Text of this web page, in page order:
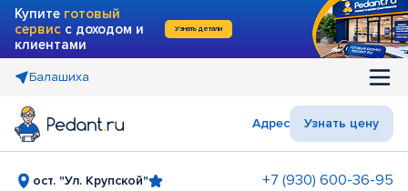
Купите готовый
сервис с доходом и
клиентами
Узнать детали
Балашиха
Адрес Узнать цену
ост. "Ул. Крупской" +7 (930) 600-36-95